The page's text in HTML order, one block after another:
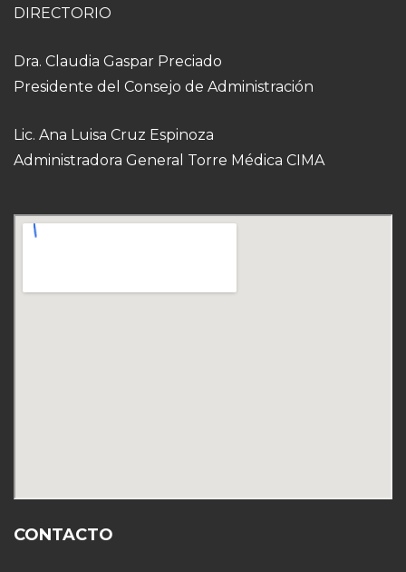
DIRECTORIO
Dra. Claudia Gaspar Preciado
Presidente del Consejo de Administración
Lic. Ana Luisa Cruz Espinoza
Administradora General Torre Médica CIMA
CONTACTO